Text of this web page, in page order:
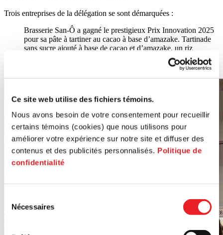
Ce site web utilise des fichiers témoins.
Nous avons besoin de votre consentement pour recueillir
certains témoins (cookies) que nous utilisons pour
améliorer votre expérience sur notre site et diffuser des
contenus et des publicités personnalisés. Politique de
confidentialité
Nécessaires
Trois entreprises de la délégation se sont démarquées :
Brasserie San-Ô a gagné le prestigieux Prix Innovation 2025
pour sa pâte à tartiner au cacao à base d’amazake. Tartinade
sans sucre ajouté à base de cacao et d’amazake, un riz
fermenté traditionnel japonais. Naturellement sucrée, sans